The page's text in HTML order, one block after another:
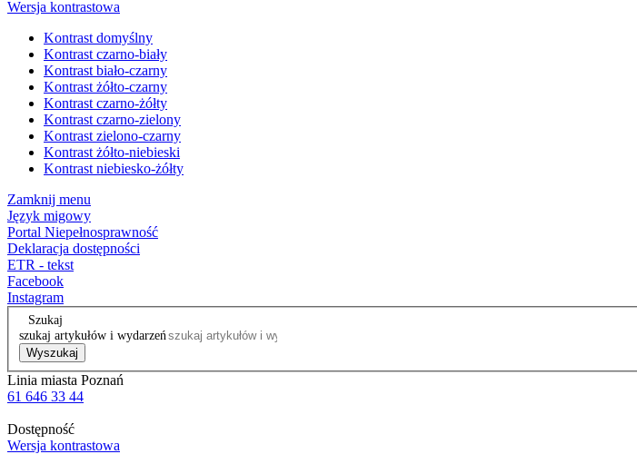
Wersja kontrastowa
Kontrast domyślny
Kontrast czarno-biały
Kontrast biało-czarny
Kontrast żółto-czarny
Kontrast czarno-żółty
Kontrast czarno-zielony
Kontrast zielono-czarny
Kontrast żółto-niebieski
Kontrast niebiesko-żółty
Zamknij menu
Język migowy
Portal Niepełnosprawność
Deklaracja dostępności
ETR - tekst
Facebook
Instagram
Szukaj
szukaj artykułów i wydarzeń
Wyszukaj
Linia miasta Poznań
61 646 33 44
Dostępność
Wersja kontrastowa